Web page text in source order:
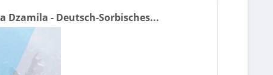
Dzamila - Deutsch-Sorbisches...